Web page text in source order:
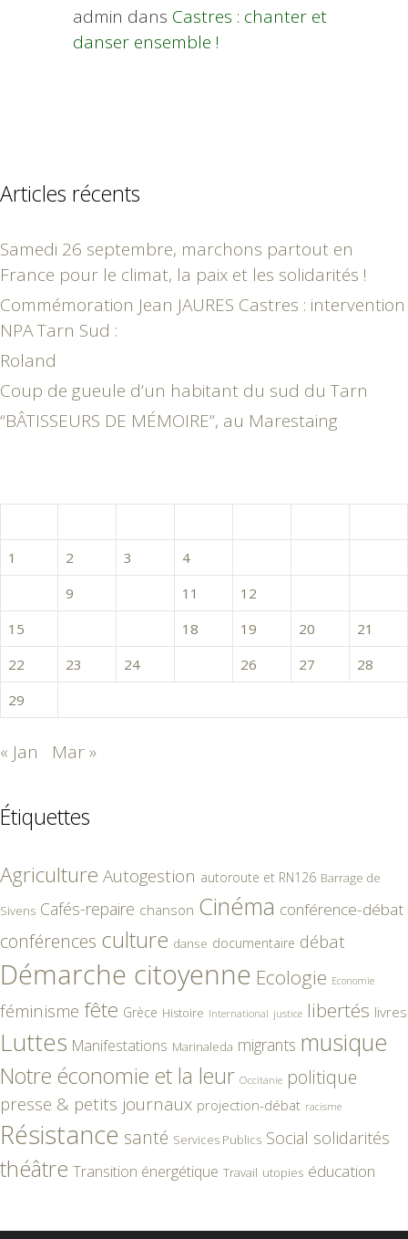
admin dans Castres : chanter et
danser ensemble !
Articles récents
Samedi 26 septembre, marchons partout en
France pour le climat, la paix et les solidarités !
Commémoration Jean JAURES Castres : intervention
NPA Tarn Sud :
Roland
Coup de gueule d’un habitant du sud du Tarn
“BÂTISSEURS DE MÉMOIRE”, au Marestaing
1
2 3 4
9 11 12
15
18 19 20
21
22
23 24 26 27
28
29
« Jan Mar »
Étiquettes
Agriculture Autogestion autoroute et RN126 Barrage de
Sivens Cafés-repaire chanson Cinéma conférence-débat
conférences culture danse documentaire débat
Démarche citoyenne Ecologie Economie
féminisme fête Grèce Histoire International justice libertés livres
Luttes Manifestations Marinaleda migrants musique
Notre économie et la leur Occitanie politique
presse & petits journaux projection-débat racisme
Résistance santé Services Publics Social solidarités
théâtre Transition énergétique Travail utopies éducation